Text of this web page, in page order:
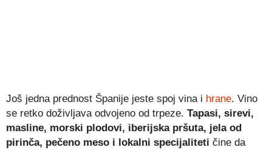
Još jedna prednost Španije jeste spoj vina i hrane. Vino
se retko doživljava odvojeno od trpeze. Tapasi, sirevi,
masline, morski plodovi, iberijska pršuta, jela od
pirinča, pečeno meso i lokalni specijaliteti čine da